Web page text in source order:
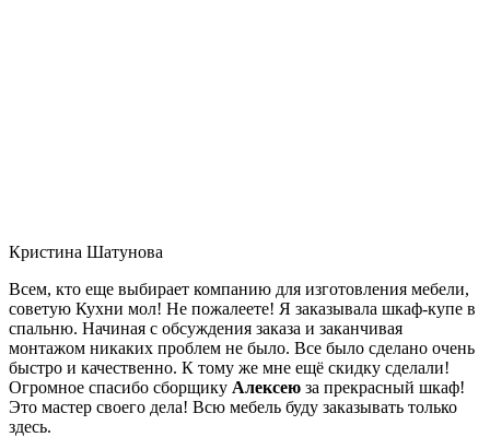
Кристина Шатунова
Всем, кто еще выбирает компанию для изготовления мебели,
советую Кухни мол! Не пожалеете! Я заказывала шкаф-купе в
спальню. Начиная с обсуждения заказа и заканчивая
монтажом никаких проблем не было. Все было сделано очень
быстро и качественно. К тому же мне ещё скидку сделали!
Огромное спасибо сборщику Алексею за прекрасный шкаф!
Это мастер своего дела! Всю мебель буду заказывать только
здесь.